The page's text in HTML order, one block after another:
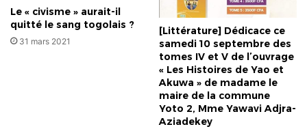
Le « civisme » aurait-il
quitté le sang togolais ?
31 mars 2021
[Littérature] Dédicace ce
samedi 10 septembre des
tomes IV et V de l’ouvrage
« Les Histoires de Yao et
Akuwa » de madame le
maire de la commune
Yoto 2, Mme Yawavi Adjra-
Aziadekey